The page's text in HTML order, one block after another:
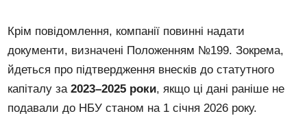
Крім повідомлення, компанії повинні надати
документи, визначені Положенням №199. Зокрема,
йдеться про підтвердження внесків до статутного
капіталу за2023–2025 роки, якщо ці дані раніше не
подавали до НБУ станом на 1 січня 2026 року.